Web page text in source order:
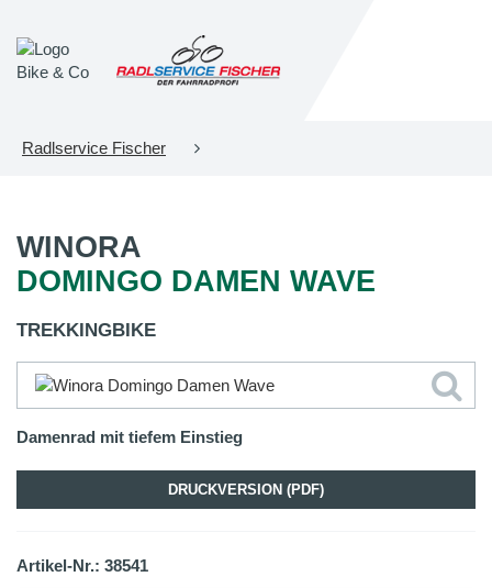
Radlservice Fischer
WINORA
DOMINGO DAMEN WAVE
TREKKINGBIKE
Damenrad mit tiefem Einstieg
DRUCKVERSION (PDF)
Artikel-Nr.: 38541